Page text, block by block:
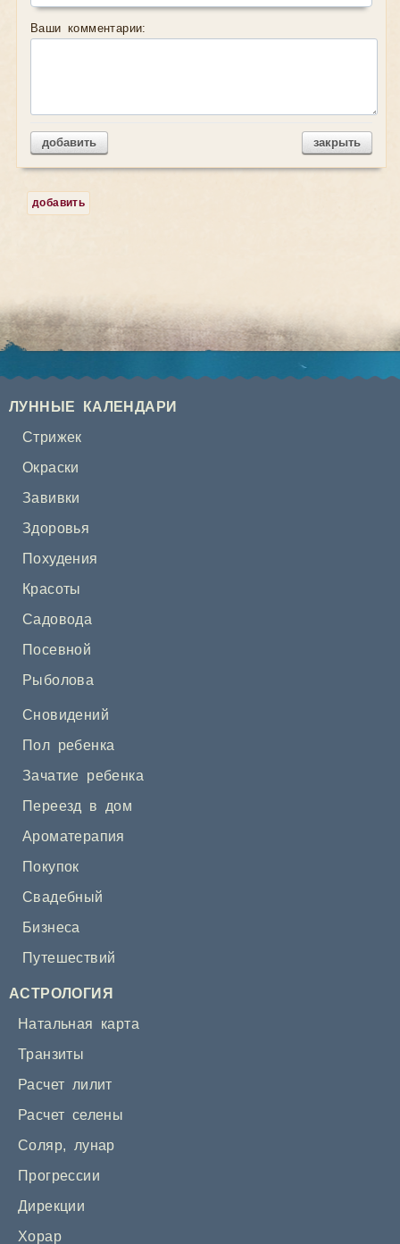
Ваши комментарии:
добавить закрыть
добавить
ЛУННЫЕ КАЛЕНДАРИ
Стрижек
Окраски
Завивки
Здоровья
Похудения
Красоты
Садовода
Посевной
Рыболова
Сновидений
Пол ребенка
Зачатие ребенка
Переезд в дом
Ароматерапия
Покупок
Свадебный
Бизнеса
Путешествий
АСТРОЛОГИЯ
Натальная карта
Транзиты
Расчет лилит
Расчет селены
Соляр, лунар
Прогрессии
Дирекции
Хорар